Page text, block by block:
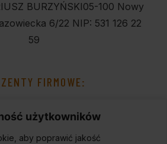
użytkowników
aby poprawić jakość
BURZYŃSKI05-100 Nowy
6/22 NIP: 531 126 22
59
FIRMOWE: